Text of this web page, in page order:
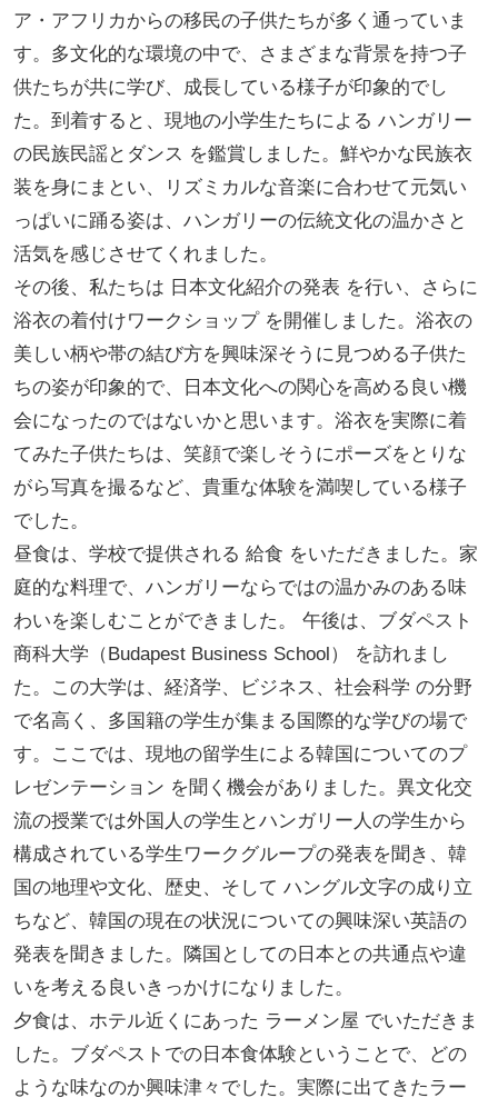
ア・アフリカからの移民の子供たちが多く通っていま
す。多文化的な環境の中で、さまざまな背景を持つ子
供たちが共に学び、成長している様子が印象的でし
た。到着すると、現地の小学生たちによる ハンガリー
の民族民謡とダンス を鑑賞しました。鮮やかな民族衣
装を身にまとい、リズミカルな音楽に合わせて元気い
っぱいに踊る姿は、ハンガリーの伝統文化の温かさと
活気を感じさせてくれました。
その後、私たちは 日本文化紹介の発表 を行い、さらに
浴衣の着付けワークショップ を開催しました。浴衣の
美しい柄や帯の結び方を興味深そうに見つめる子供た
ちの姿が印象的で、日本文化への関心を高める良い機
会になったのではないかと思います。浴衣を実際に着
てみた子供たちは、笑顔で楽しそうにポーズをとりな
がら写真を撮るなど、貴重な体験を満喫している様子
でした。
昼食は、学校で提供される 給食 をいただきました。家
庭的な料理で、ハンガリーならではの温かみのある味
わいを楽しむことができました。 午後は、ブダペスト
商科大学（Budapest Business School） を訪れまし
た。この大学は、経済学、ビジネス、社会科学 の分野
で名高く、多国籍の学生が集まる国際的な学びの場で
す。ここでは、現地の留学生による韓国についてのプ
レゼンテーション を聞く機会がありました。異文化交
流の授業では外国人の学生とハンガリー人の学生から
構成されている学生ワークグループの発表を聞き、韓
国の地理や文化、歴史、そして ハングル文字の成り立
ちなど、韓国の現在の状況についての興味深い英語の
発表を聞きました。隣国としての日本との共通点や違
いを考える良いきっかけになりました。
夕食は、ホテル近くにあった ラーメン屋 でいただきま
した。ブダペストでの日本食体験ということで、どの
ような味なのか興味津々でした。実際に出てきたラー